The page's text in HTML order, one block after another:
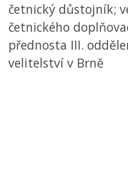
četnický důstojník;
četnického
přednosta III.
velitelství v Brně